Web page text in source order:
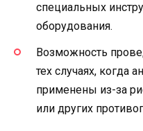
специальных
оборудования.
Возможность
тех случаях, когда
применены из-за
или других